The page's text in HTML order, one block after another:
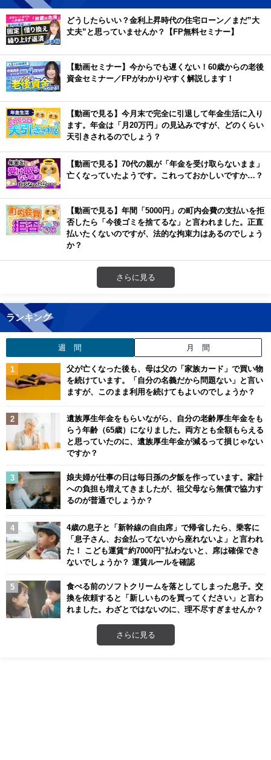
どうしたらいい？金利上昇時代の住宅ローン／まだ”大
丈夫”と思っていませんか？【FP無料セミナー】
【動画セミナー】今からでも遅くない！60歳からの老後
資金セミナー／FPがわかりやすく解説します！
【動画で見る】今月末で完全に引退して年金生活に入り
ます。年金は「月20万円」の見込みですが、どのくらい
天引きされるのでしょう？
【動画で見る】70代の親が「年金を受け取らないまま」
亡くなっていたようです。これっておかしいですか…？
【動画で見る】年間「5000円」の町内会費の支払いを拒
否したら「今後ゴミを捨てるな」と言われました。正直
払いたくないのですが、法的な拘束力はあるのでしょう
か？
さらに見る
ランキング
週 間 月 間
父が亡くなった後も、母は父の「家族カード」で買い物
を続けています。「自分の名義だから問題ない」と言い
ますが、このまま利用を続けてもよいのでしょうか？
遺族厚生年金をもらいながら、自分の老齢厚生年金をも
らう年齢（65歳）になりました。両方とも全額もらえる
と思っていたのに、遺族厚生年金が減るって損じゃない
ですか？
娘夫婦が仕事の日は毎日孫の夕飯を作っています。家計
への負担も増えてきましたが、祖父母なら無償で協力す
るのが普通でしょうか？
4歳の息子と「新幹線の自由席」で帰省したら、乗客に
「息子さん、お金払ってないから座れないよ」と言われ
た！ こども運賃“約7000円”払わないと、席は確保でき
ないでしょうか？ 運賃ルールを確認
食べる前のソフトクリームを落としてしまった息子。交
換を依頼すると「新しいものを買ってください」と言わ
れました。わざとではないのに、理不尽すぎませんか？
さらに見る